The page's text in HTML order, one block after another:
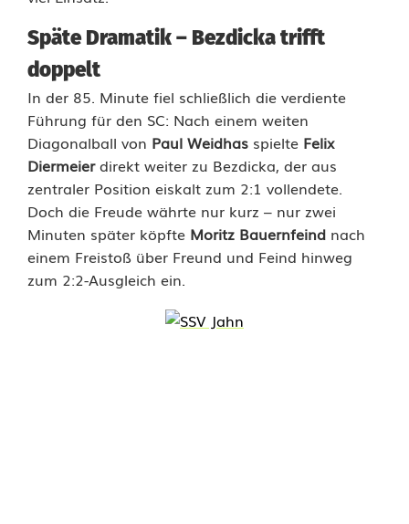
S
C
L
u
h
e
-
W
Späte Dramatik – Bezdicka trifft
doppelt
In der 85. Minute fiel schließlich die verdiente
Führung für den SC: Nach einem weiten
Diagonalball von Paul Weidhas spielte Felix
Diermeierdirekt weiter zu Bezdicka, der aus
zentraler Position eiskalt zum 2:1 vollendete.
Doch die Freude währte nur kurz – nur zwei
Minuten später köpfte Moritz Bauernfeind nach
einem Freistoß über Freund und Feind hinweg
zum 2:2-Ausgleich ein.